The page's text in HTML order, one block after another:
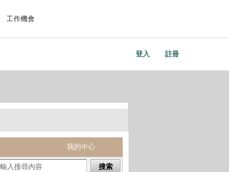
工作機會
登入 註冊
我的中心
搜索